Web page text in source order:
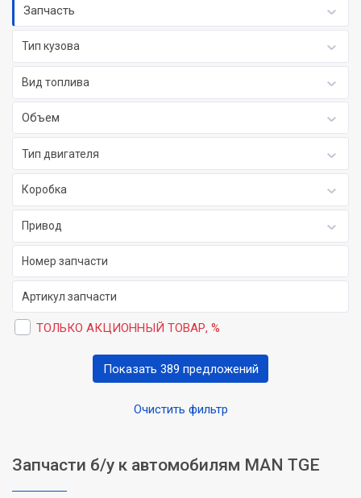
Запчасть
Тип кузова
Вид топлива
Объем
Тип двигателя
Коробка
Привод
ТОЛЬКО АКЦИОННЫЙ ТОВАР, %
Очистить фильтр
Показать 389 предложений
Запчасти б/у к автомобилям MAN TGE